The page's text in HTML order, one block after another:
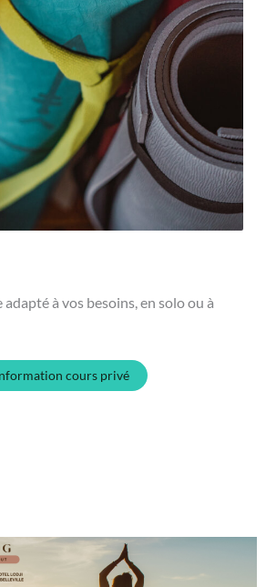
à vos besoins, en solo ou à
cours privé